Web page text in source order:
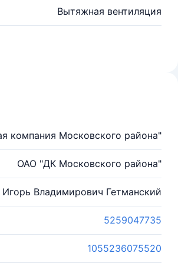
Вытяжная вентиляция
компания Московского района"
ОАО "ДК Московского района"
Игорь Владимирович Гетманский
5259047735
1055236075520